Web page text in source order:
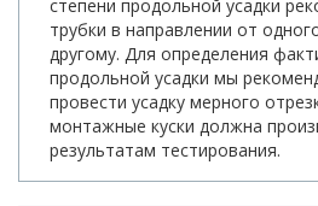
степени продольной усадки
трубки в направлении от
другому. Для определения
продольной усадки мы
провести усадку мерного
монтажные куски должна
результатам тестирования.